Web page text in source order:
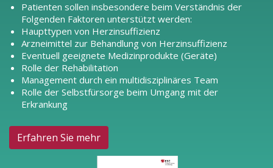
Patienten sollen insbesondere beim Verständnis der
Folgenden Faktoren unterstützt werden:
Haupttypen von Herzinsuffizienz
Arzneimittel zur Behandlung von Herzinsuffizienz
Eventuell geeignete Medizinprodukte (Geräte)
Rolle der Rehabilitation
Management durch ein multidisziplinäres Team
Rolle der Selbstfürsorge beim Umgang mit der
Erkrankung
Erfahren Sie mehr